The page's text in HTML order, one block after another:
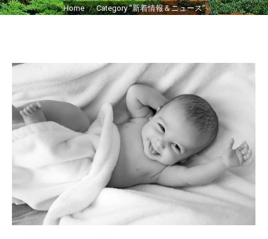
You are here:
Home Category "新着情報＆ニュース"